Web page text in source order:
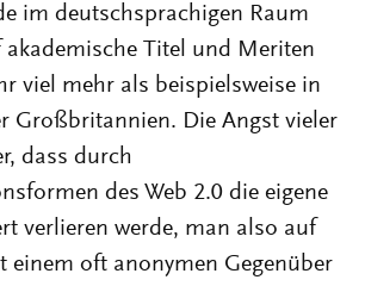
im deutschsprachigen Raum
Titel und Meriten
viel mehr als beispielsweise in
Großbritannien. Die Angst vieler
dass durch
des Web 2.0 die eigene
verlieren werde, man also auf
einem oft anonymen Gegenüber